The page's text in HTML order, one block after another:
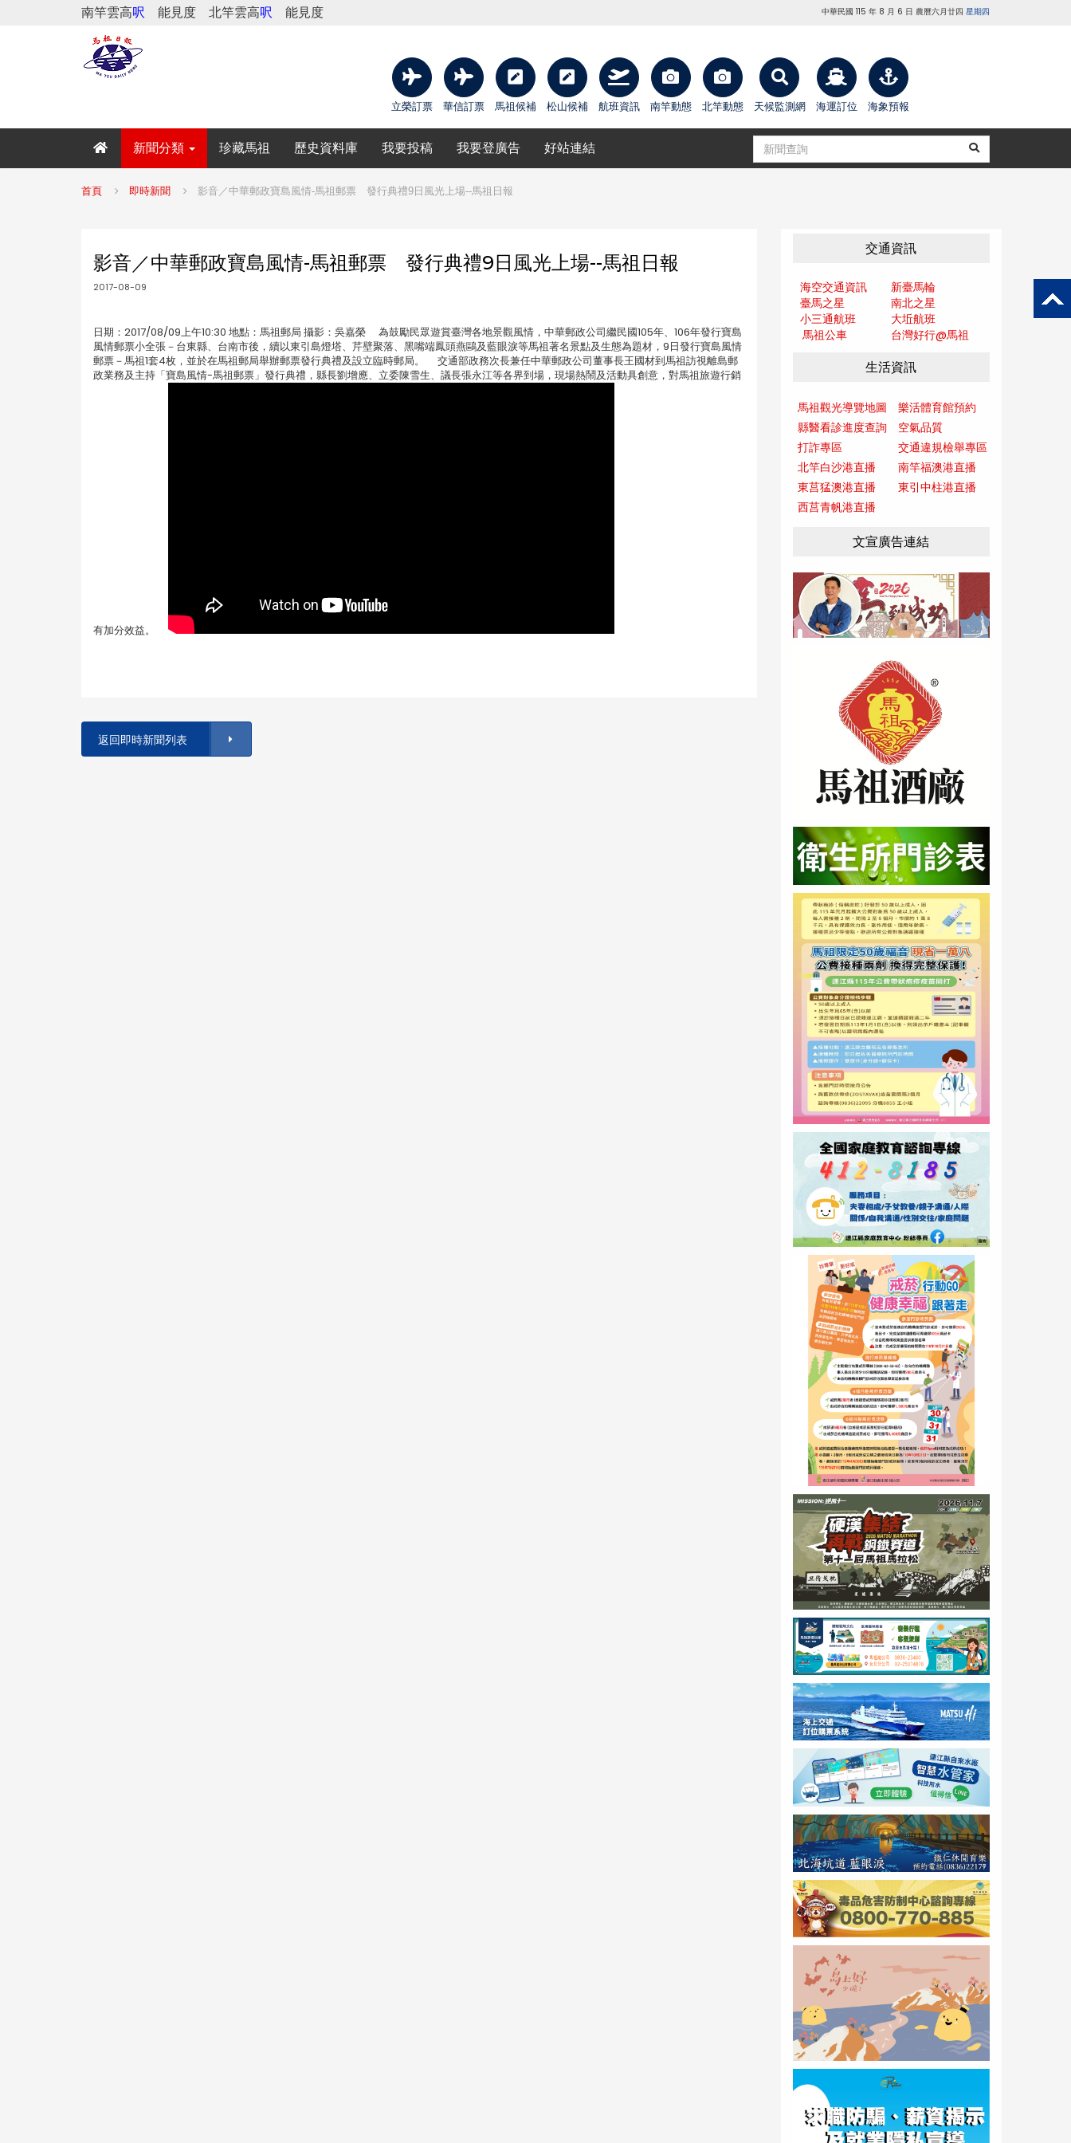
南竿雲高呎 能見度 北竿雲高呎 能見度 中華民國 115 年 8 月 6 日 農曆六月廿四 星期四
立榮訂票 華信訂票 馬祖候補 松山候補 航班資訊 南竿動態 北竿動態 天候監測網 海運訂位 海象預報
新聞分類 珍藏馬祖 歷史資料庫 我要投稿 我要登廣告 好站連結
首頁 即時新聞 影音／中華郵政寶島風情-馬祖郵票 發行典禮9日風光上場--馬祖日報
影音／中華郵政寶島風情-馬祖郵票 發行典禮9日風光上場--馬祖日報
2017-08-09
日期：2017/08/09上午10:30 地點：馬祖郵局 攝影：吳嘉榮 為鼓勵民眾遊賞臺灣各地景觀風情，中華郵政公司繼民國105年、106年發行寶島
風情郵票小全張－台東縣、台南市後，續以東引島燈塔、芹壁聚落、黑嘴端鳳頭燕鷗及藍眼淚等馬祖著名景點及生態為題材，9日發行寶島風情
郵票－馬祖1套4枚，並於在馬祖郵局舉辦郵票發行典禮及設立臨時郵局。 交通部政務次長兼任中華郵政公司董事長王國材到馬祖訪視離島郵
政業務及主持「寶島風情-馬祖郵票」發行典禮，縣長劉增應、立委陳雪生、議長張永江等各界到場，現場熱鬧及活動具創意，對馬祖旅遊行銷
有加分效益。
返回即時新聞列表
交通資訊
海空交通資訊
新臺馬輪
臺馬之星
南北之星
小三通航班
大坵航班
馬祖公車
台灣好行@馬祖
生活資訊
馬祖觀光導覽地圖
樂活體育館預約
縣醫看診進度查詢
空氣品質
打詐專區
交通違規檢舉專區
北竿白沙港直播
南竿福澳港直播
東莒猛澳港直播
東引中柱港直播
西莒青帆港直播
文宣廣告連結